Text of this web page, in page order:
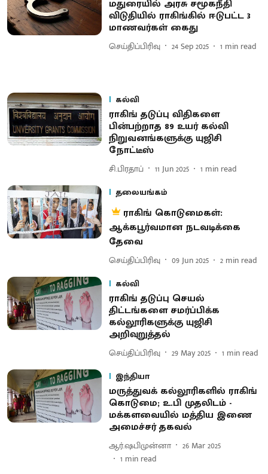
மதுரையில் அரசு சமூகநீதி
விடுதியில் ராகிங்கில் ஈடுபட்ட 3
மாணவர்கள் கைது
செய்திப்பிரிவு 24 Sep 2025 1 min read
கல்வி
ராகிங் தடுப்பு விதிகளை
பின்பற்றாத 89 உயர் கல்வி
நிறுவனங்களுக்கு யுஜிசி
நோட்டீஸ்
சி.பிரதாப் 11 Jun 2025 1 min read
தலையங்கம்
ராகிங் கொடுமைகள்:
ஆக்கபூர்வமான நடவடிக்கை
தேவை
செய்திப்பிரிவு 09 Jun 2025 2 min read
கல்வி
​ராகிங் தடுப்பு செயல்
திட்டங்களை சமர்ப்பிக்க
கல்லூரிகளுக்கு யுஜிசி
அறிவுறுத்தல்
செய்திப்பிரிவு 29 May 2025 1 min read
இந்தியா
மருத்துவக் கல்லூரிகளில் ராகிங்
கொடுமை; உ.பி முதலிடம் -
மக்களவையில் மத்திய இணை
அமைச்சர் தகவல்
ஆர்.ஷபிமுன்னா
26 Mar 2025
1 min read